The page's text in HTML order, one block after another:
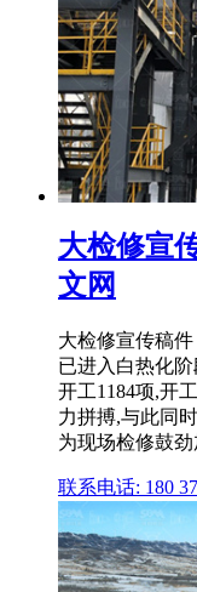
大检修宣
文网
大检修宣传稿
已进入白热化
开工1184项,开
力拼搏,与此同
为现场检修鼓劲
联系电话: 180